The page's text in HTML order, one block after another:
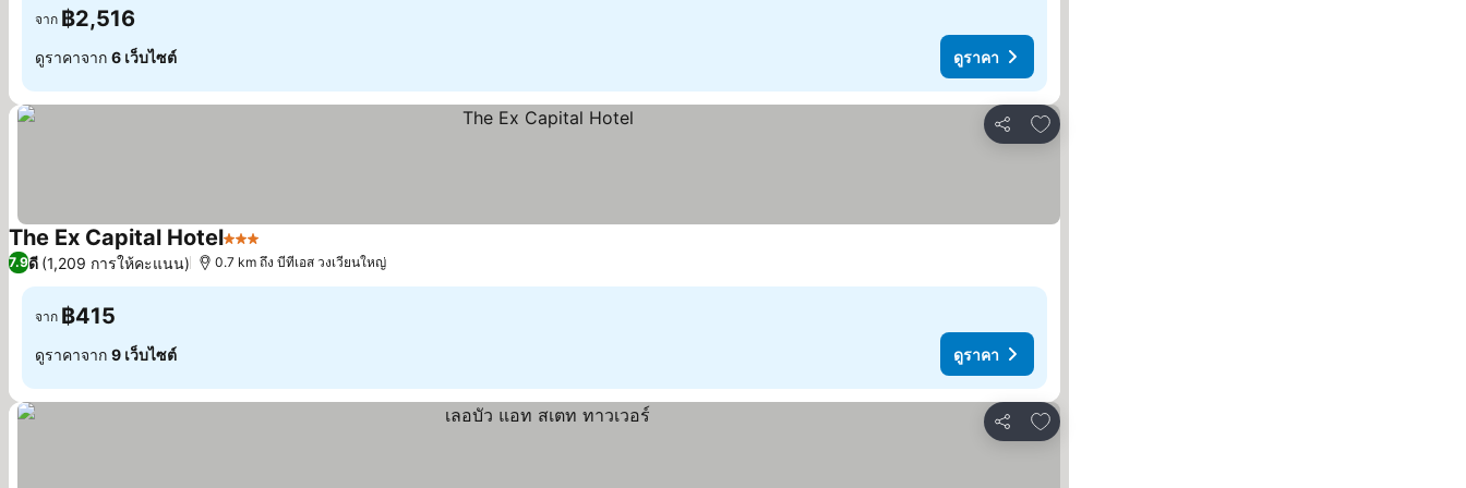
จาก ฿2,516
ดูราคาจาก 6 เว็บไซต์ ดูราคา
แชร์
เพิ่มในรายการโปรด
The Ex Capital Hotel3 ดาว
7.9ดี (1,209 การให้คะแนน) 0.7 km ถึง บีทีเอส วงเวียนใหญ่
จาก ฿415
ดูราคาจาก 9 เว็บไซต์ ดูราคา
แชร์
เพิ่มในรายการโปรด